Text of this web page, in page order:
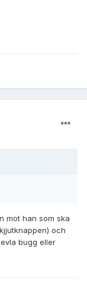
mot han som ska
och
bugg eller